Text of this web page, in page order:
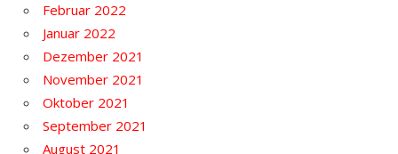
Februar 2022
Januar 2022
Dezember 2021
November 2021
Oktober 2021
September 2021
August 2021